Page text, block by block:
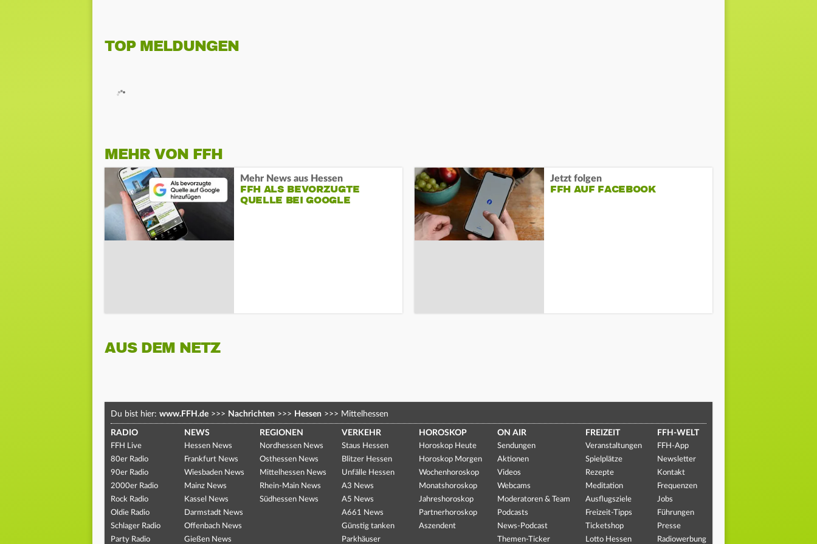
TOP MELDUNGEN
MEHR VON FFH
Mehr News aus Hessen
FFH ALS BEVORZUGTE
QUELLE BEI GOOGLE
Jetzt folgen
FFH AUF FACEBOOK
AUS DEM NETZ
Du bist hier: www.FFH.de >>> Nachrichten >>> Hessen >>> Mittelhessen
RADIO
FFH Live
80er Radio
90er Radio
2000er Radio
Rock Radio
Oldie Radio
Schlager Radio
Party Radio
NEWS
Hessen News
Frankfurt News
Wiesbaden News
Mainz News
Kassel News
Darmstadt News
Offenbach News
Gießen News
REGIONEN
Nordhessen News
Osthessen News
Mittelhessen News
Rhein-Main News
Südhessen News
VERKEHR
Staus Hessen
Blitzer Hessen
Unfälle Hessen
A3 News
A5 News
A661 News
Günstig tanken
Parkhäuser
HOROSKOP
Horoskop Heute
Horoskop Morgen
Wochenhoroskop
Monatshoroskop
Jahreshoroskop
Partnerhoroskop
Aszendent
ON AIR
Sendungen
Aktionen
Videos
Webcams
Moderatoren & Team
Podcasts
News-Podcast
Themen-Ticker
FREIZEIT
Veranstaltungen
Spielplätze
Rezepte
Meditation
Ausflugsziele
Freizeit-Tipps
Ticketshop
Lotto Hessen
FFH-WELT
FFH-App
Newsletter
Kontakt
Frequenzen
Jobs
Führungen
Presse
Radiowerbung